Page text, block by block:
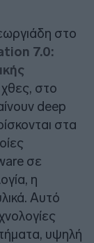
στο
7.0:
στο
deep
στα
σε
η
Αυτό
υψηλή